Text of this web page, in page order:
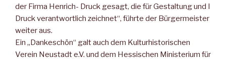
der Firma Henrich- Druck gesagt, die für Gestaltung und I
Druck verantwortlich zeichnet“, führte der Bürgermeister
weiter aus.
Ein „Dankeschön“ galt auch dem Kulturhistorischen
Verein Neustadt e.V. und dem Hessischen Ministerium für